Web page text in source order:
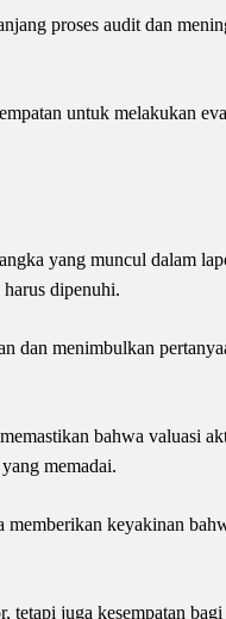
proses audit dan
untuk melakukan
yang muncul dalam
dipenuhi.
dan menimbulkan
bahwa valuasi
memadai.
keyakinan
juga kesempatan